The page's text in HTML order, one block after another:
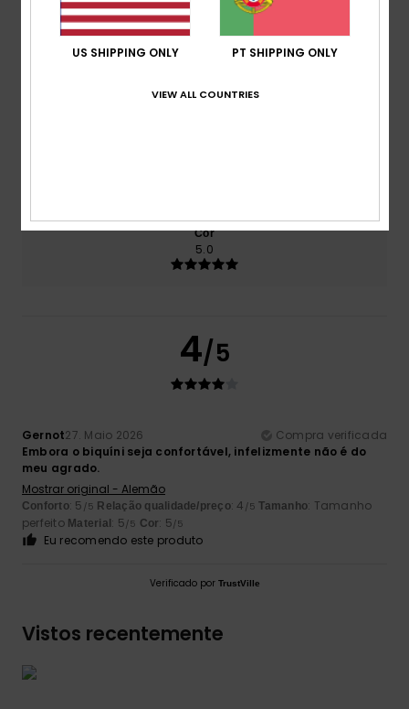
baseado em1 avaliações verificadasdesde Maio 2026
100% dos nossos clientes recomendam este
produto
Cor
5.0
4/5
Gernot27. Maio 2026
Compra verificada
Embora o biquíni seja confortável, infelizmente não é do
meu agrado.
Mostrar original - Alemão
Conforto: 5 /5 Relação qualidade/preço: 4 /5 Tamanho: Tamanho
perfeito Material : 5/5 Cor: 5/5
Eu recomendo este produto
Verificado por TrustVille
Vistos recentemente
US SHIPPING ONLY PT SHIPPING ONLY
VIEW ALL COUNTRIES